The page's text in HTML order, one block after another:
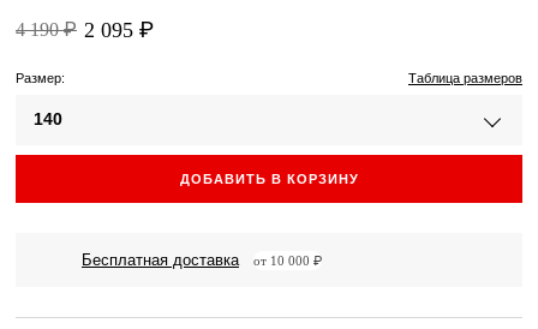
4 190 ₽ 2 095 ₽
Размер: Таблица размеров
140
ДОБАВИТЬ В КОРЗИНУ
Бесплатная доставка от 10 000 ₽